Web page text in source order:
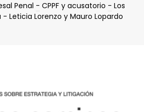
Penal - CPPF y acusatorio - Los
Leticia Lorenzo y Mauro Lopardo